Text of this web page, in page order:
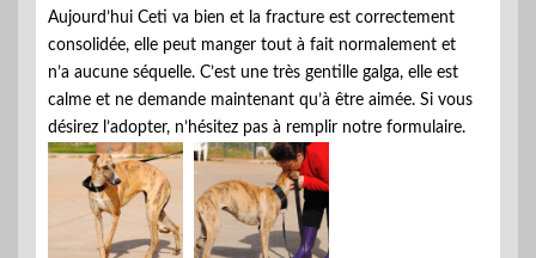
Aujourd’hui Ceti va bien et la fracture est correctement
consolidée, elle peut manger tout à fait normalement et
n’a aucune séquelle. C’est une très gentille galga, elle est
calme et ne demande maintenant qu’à être aimée. Si vous
désirez l’adopter, n’hésitez pas à remplir notre formulaire.